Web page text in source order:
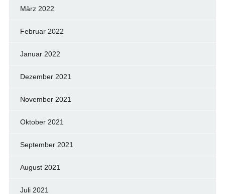
März 2022
Februar 2022
Januar 2022
Dezember 2021
November 2021
Oktober 2021
September 2021
August 2021
Juli 2021